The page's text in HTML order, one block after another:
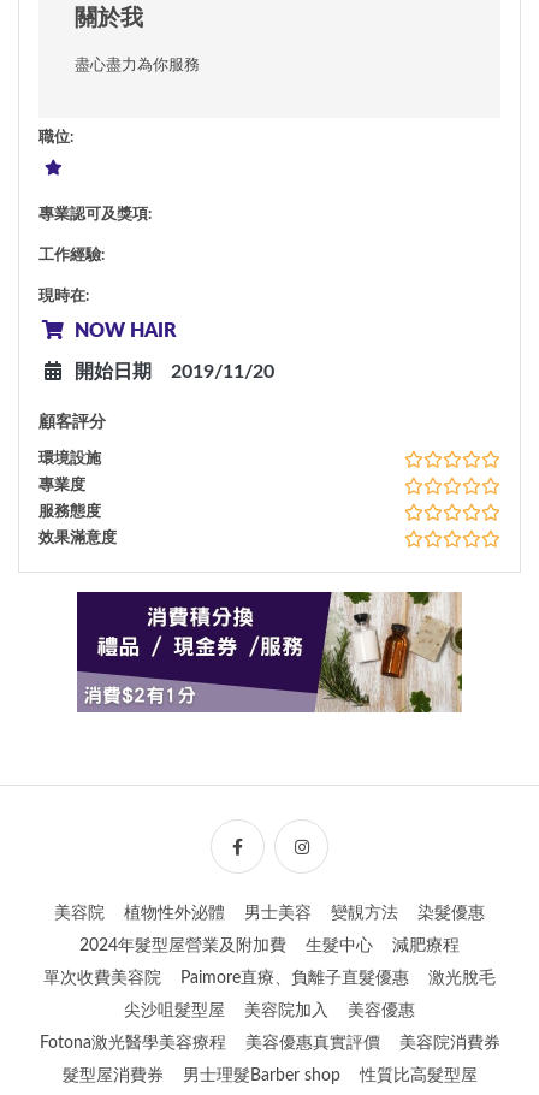
關於我
盡心盡力為你服務
職位:
專業認可及獎項:
工作經驗:
現時在:
NOW HAIR
開始日期 2019/11/20
顧客評分
環境設施
專業度
服務態度
效果滿意度
美容院 植物性外泌體 男士美容 變靚方法
染髮優惠
2024年髮型屋營業及附加費
生髮中心
減肥療程
單次收費美容院
Paimore直療、負離子直髮優惠
激光脫毛
尖沙咀髮型屋
美容院加入
美容優惠
Fotona激光醫學美容療程
美容優惠真實評價
美容院消費券
髮型屋消費券
男士理髮Barber shop 性質比高髮型屋